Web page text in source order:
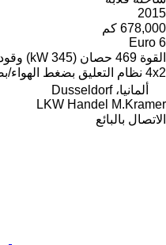
2015
678,000 كم
Euro 6
القوة 469 حصان (345 kW) وقود
4x2 نظام التعليق بضغط الهواء/
ألمانيا، Dusseldorf
LKW Handel M.Kramer
الاتصال بالبائع